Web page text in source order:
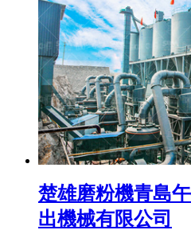
楚雄磨粉機青島
出機械有限公司